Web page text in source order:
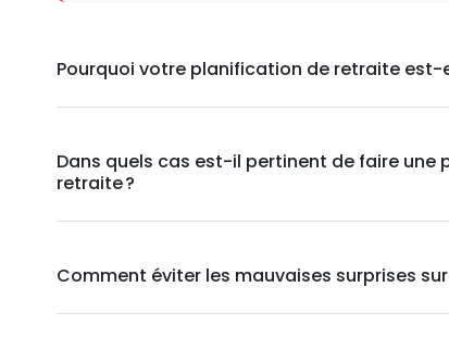
Pourquoi votre planification de retraite est-
Dans quels cas est-il pertinent de faire une
retraite ?
Comment éviter les mauvaises surprises sur